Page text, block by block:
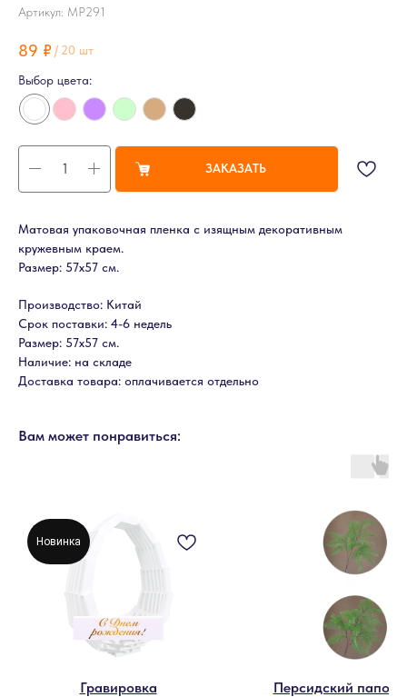
Артикул: MP291
89 ₽/ 20 шт
Выбор цвета:
ЗАКАЗАТЬ
Матовая упаковочная пленка с изящным декоративным
кружевным краем.
Размер: 57х57 см.
Производство: Китай
Срок поставки: 4-6 недель
Размер: 57х57 см.
Наличие: на складе
Доставка товара: оплачивается отдельно
Вам может понравиться:
Новинка
Гравировка Персидский